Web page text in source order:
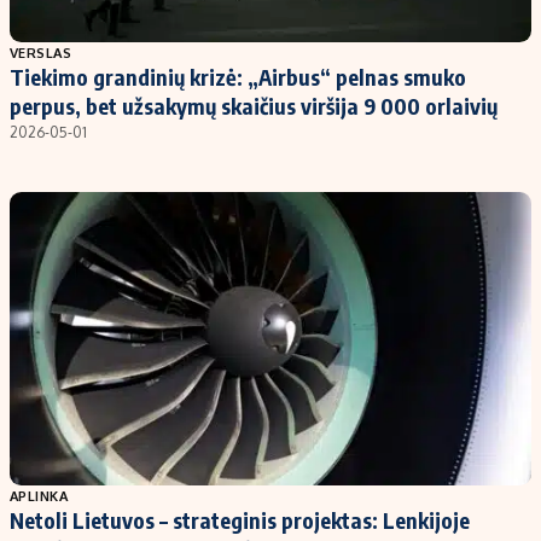
Populiarios temos
Investavimas
Akcijų rinka
Kriptovaliutos
Infliacija
Migracija
Titulinis
Nedarbo išmokos skaičiuoklė
Būsto finansai
Įdomios naujienos
Redakcija
Apie mus
Redakcijos politika
Privatumo politika
Turinio žymėjimo taisyklės
VERSLAS
Tiekimo grandinių krizė: „Airbus“ pelnas smuko
perpus, bet užsakymų skaičius viršija 9 000 orlaivių
2026-05-01
APLINKA
Netoli Lietuvos – strateginis projektas: Lenkijoje